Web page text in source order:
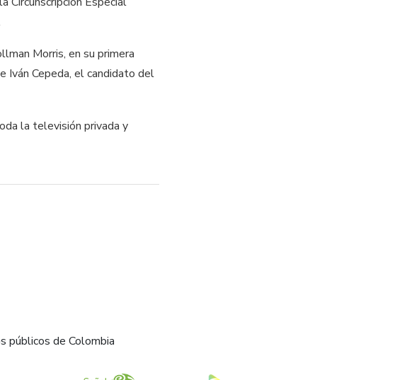
Morris, en su primera
Iván Cepeda, el candidato del
la televisión privada y
públicos de Colombia